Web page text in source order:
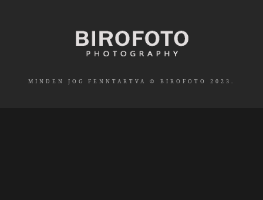
MINDEN JOG FENNTARTVA © BIROFOTO 2023.